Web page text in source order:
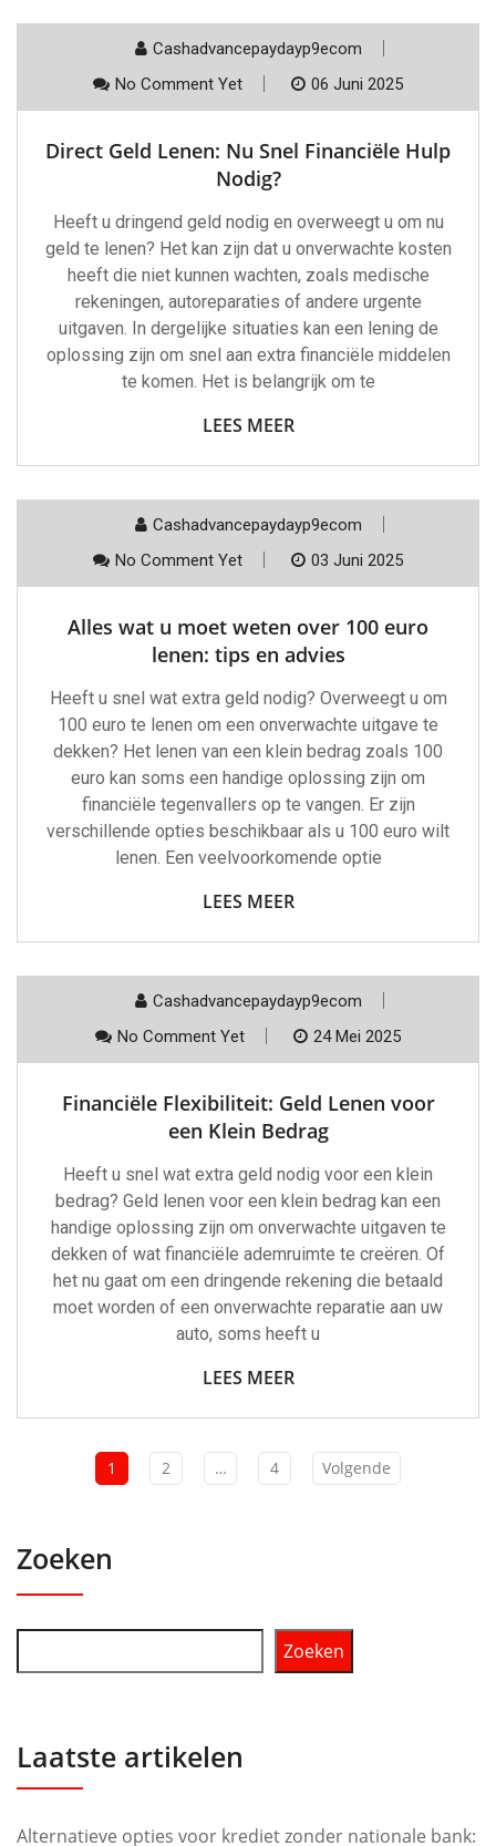
Cashadvancepaydayp9ecom
No Comment Yet
06 Juni 2025
Direct Geld Lenen: Nu Snel Financiële Hulp
Nodig?
Heeft u dringend geld nodig en overweegt u om nu
geld te lenen? Het kan zijn dat u onverwachte kosten
heeft die niet kunnen wachten, zoals medische
rekeningen, autoreparaties of andere urgente
uitgaven. In dergelijke situaties kan een lening de
oplossing zijn om snel aan extra financiële middelen
te komen. Het is belangrijk om te
LEES MEER
Cashadvancepaydayp9ecom
No Comment Yet
03 Juni 2025
Alles wat u moet weten over 100 euro
lenen: tips en advies
Heeft u snel wat extra geld nodig? Overweegt u om
100 euro te lenen om een onverwachte uitgave te
dekken? Het lenen van een klein bedrag zoals 100
euro kan soms een handige oplossing zijn om
financiële tegenvallers op te vangen. Er zijn
verschillende opties beschikbaar als u 100 euro wilt
lenen. Een veelvoorkomende optie
LEES MEER
Cashadvancepaydayp9ecom
No Comment Yet
24 Mei 2025
Financiële Flexibiliteit: Geld Lenen voor
een Klein Bedrag
Heeft u snel wat extra geld nodig voor een klein
bedrag? Geld lenen voor een klein bedrag kan een
handige oplossing zijn om onverwachte uitgaven te
dekken of wat financiële ademruimte te creëren. Of
het nu gaat om een dringende rekening die betaald
moet worden of een onverwachte reparatie aan uw
auto, soms heeft u
LEES MEER
1 2 … 4 Volgende
Zoeken
Zoeken
Laatste artikelen
Alternatieve opties voor krediet zonder nationale bank: